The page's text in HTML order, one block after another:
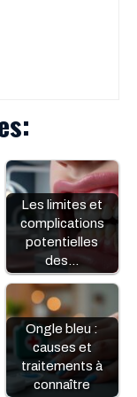
Les limites et
complications
potentielles
des…
Ongle bleu :
causes et
traitements à
connaître